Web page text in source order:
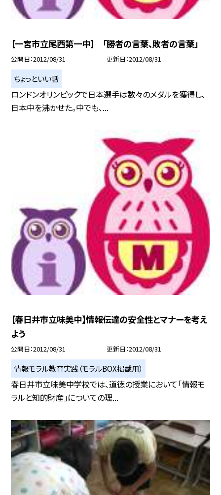
【一宮市立尾西第一中】 「勝者の言葉、敗者の言葉」
公開日 2012/08/31 更新日 2012/08/31
ちょっといい話
ロンドンオリンピックで日本選手は数々のメダルを獲得し、
日本中を沸かせた。中でも、...
【春日井市立味美中】情報伝達の安全性とマナーを考え
よう
公開日 2012/08/31 更新日 2012/08/31
情報モラル教育実践（モラルBOX掲載用）
春日井市立味美中学校では、道徳の授業において「情報モ
ラルと知的財産」についての理...